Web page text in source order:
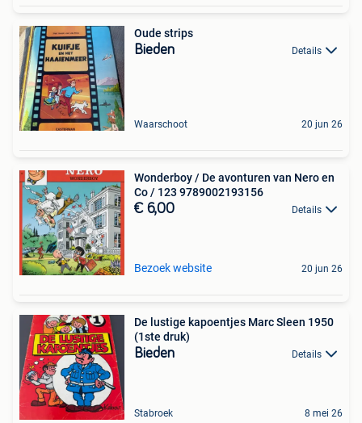
Oude strips
Bieden Details
Waarschoot 20 jun 26
Wonderboy / De avonturen van Nero en
Co / 123 9789002193156
€ 6,00 Details
Bezoek website 20 jun 26
De lustige kapoentjes Marc Sleen 1950
(1ste druk)
Bieden Details
Stabroek 8 mei 26